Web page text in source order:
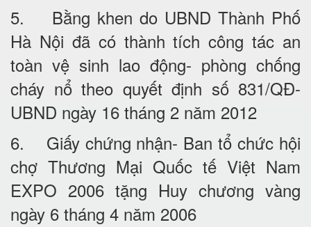
5. Bằng khen do UBND Thành Phố
Hà Nội đã có thành tích công tác an
toàn vệ sinh lao động- phòng chống
cháy nổ theo quyết định số 831/QĐ-
UBND ngày 16 tháng 2 năm 2012
6. Giấy chứng nhận- Ban tổ chức hội
chợ Thương Mại Quốc tế Việt Nam
EXPO 2006 tặng Huy chương vàng
ngày 6 tháng 4 năm 2006